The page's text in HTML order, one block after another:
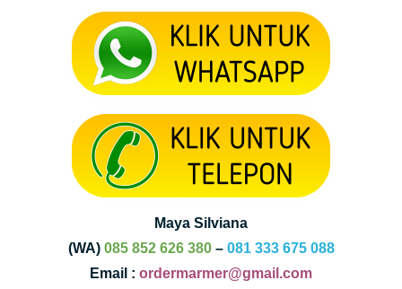
Maya Silviana
(WA)085 852 626 380– 081 333 675 088
Email : ordermarmer@gmail.com